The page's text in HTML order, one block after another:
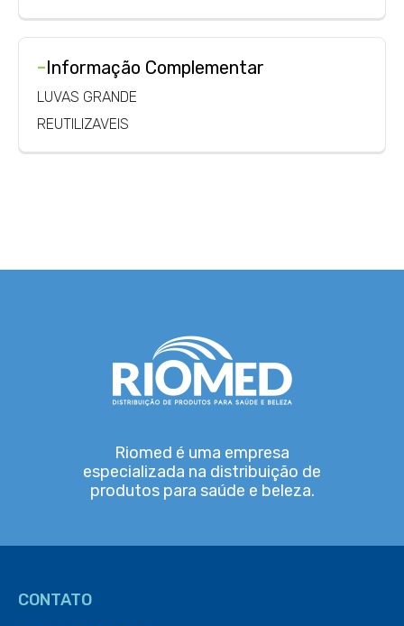
-Informação Complementar
LUVAS GRANDE
REUTILIZAVEIS
Riomed é uma empresa
especializada na distribuição de
produtos para saúde e beleza.
CONTATO